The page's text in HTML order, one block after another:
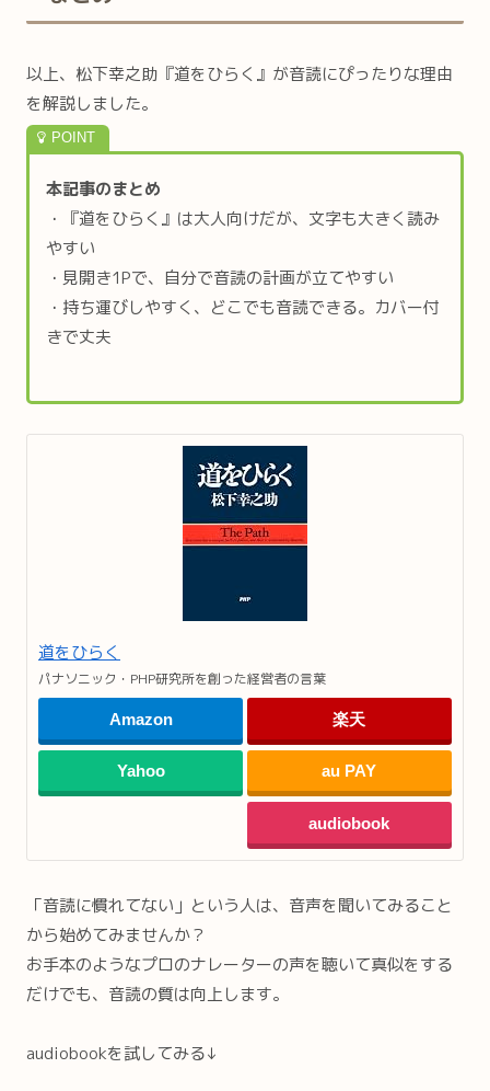
以上、松下幸之助『道をひらく』が音読にぴったりな理由
を解説しました。
本記事のまとめ
・『道をひらく』は大人向けだが、文字も大きく読み
やすい
・見開き1Pで、自分で音読の計画が立てやすい
・持ち運びしやすく、どこでも音読できる。カバー付
きで丈夫
道をひらく
パナソニック・PHP研究所を創った経営者の言葉
Amazon 楽天
Yahoo au PAY
audiobook
「音読に慣れてない」という人は、音声を聞いてみること
から始めてみませんか？
お手本のようなプロのナレーターの声を聴いて真似をする
だけでも、音読の質は向上します。
audiobookを試してみる↓